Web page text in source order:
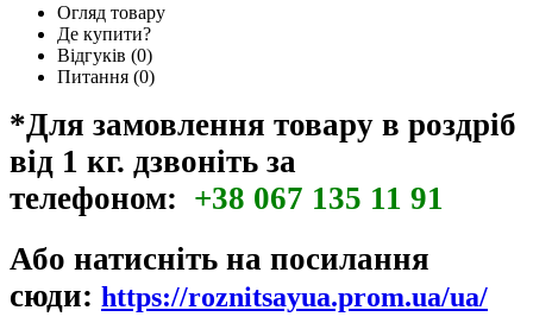
Огляд товару
Де купити?
Відгуків (0)
Питання (0)
*Для замовлення товару в роздріб
від 1 кг. дзвоніть за
телефоном: +38 067 135 11 91
Або натисніть на посилання
сюди: https://roznitsayua.prom.ua/ua/